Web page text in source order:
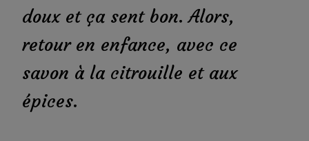
doux et ça sent bon. Alors,
retour en enfance, avec ce
savon à la citrouille et aux
épices.